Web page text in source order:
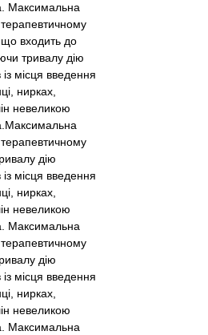
Максимальна
терапевтичному
що входить до
тривалу дію
місця введення
нирках,
невеликою
терапевтичному
дію
місця введення
нирках,
невеликою
Максимальна
терапевтичному
дію
місця введення
нирках,
невеликою
Максимальна